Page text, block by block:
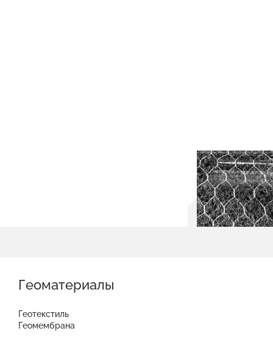
Геоматериалы
Геотекстиль
Геомембрана